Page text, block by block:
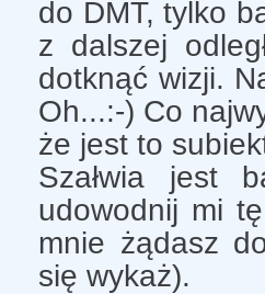
do DMT, tylko
z dalszej
dotknąć wizji.
Oh...:-) Co
że jest to
Szałwia jest
udowodnij mi
mnie żądasz
się wykaż).